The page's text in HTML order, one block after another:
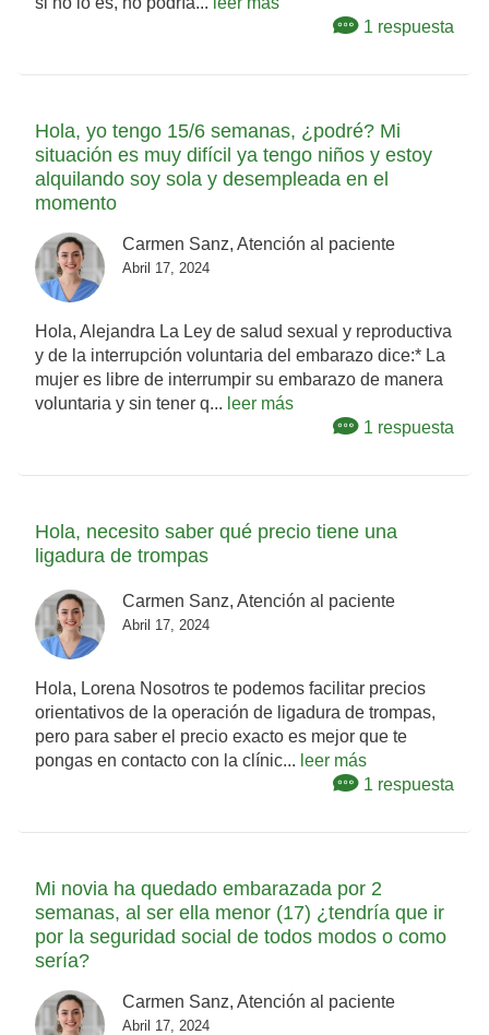
1 respuesta
Hola, yo tengo 15/6 semanas, ¿podré? Mi
situación es muy difícil ya tengo niños y estoy
alquilando soy sola y desempleada en el
momento
Carmen Sanz, Atención al paciente
Abril 17, 2024
Hola, Alejandra La Ley de salud sexual y reproductiva
y de la interrupción voluntaria del embarazo dice:* La
mujer es libre de interrumpir su embarazo de manera
voluntaria y sin tener q... leer más
1 respuesta
Hola, necesito saber qué precio tiene una
ligadura de trompas
Carmen Sanz, Atención al paciente
Abril 17, 2024
Hola, Lorena Nosotros te podemos facilitar precios
orientativos de la operación de ligadura de trompas,
pero para saber el precio exacto es mejor que te
pongas en contacto con la clínic... leer más
1 respuesta
Mi novia ha quedado embarazada por 2
semanas, al ser ella menor (17) ¿tendría que ir
por la seguridad social de todos modos o como
sería?
Carmen Sanz, Atención al paciente
Abril 17, 2024